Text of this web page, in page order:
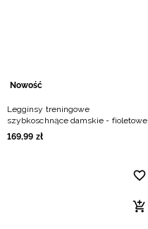
Nowość
Legginsy treningowe
szybkoschnące damskie - fioletowe
169,99 zł